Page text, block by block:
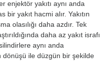
enjektör yakıtı aynı anda
yakıt hacmi alır. Yakıtın
olasılığı daha azdır. Tek
daha az yakıt israfı
aynı anda
dönüşü ile düzgün bir şekilde